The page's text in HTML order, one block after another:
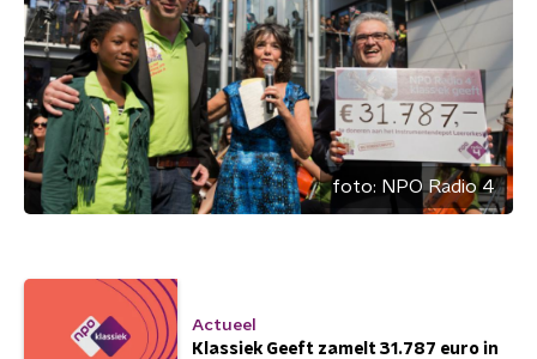
foto: NPO Radio 4
Actueel
Klassiek Geeft zamelt 31.787 euro in